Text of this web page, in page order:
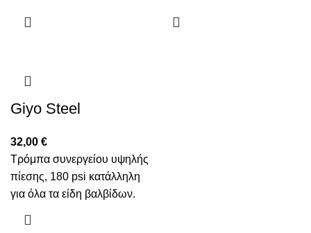
Giyo Steel
32,00 €
Τρόμπα συνεργείου υψηλής
πίεσης, 180 psi κατάλληλη
για όλα τα είδη βαλβίδων.